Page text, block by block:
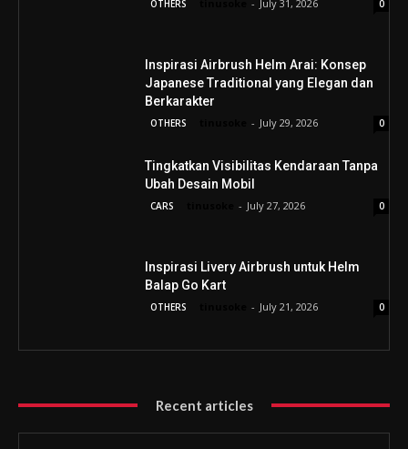
OTHERS - July 31, 2026 0
Inspirasi Airbrush Helm Arai: Konsep
Japanese Traditional yang Elegan dan
Berkarakter
OTHERS - July 29, 2026 0
Tingkatkan Visibilitas Kendaraan Tanpa
Ubah Desain Mobil
CARS - July 27, 2026 0
Inspirasi Livery Airbrush untuk Helm
Balap Go Kart
OTHERS - July 21, 2026 0
Recent articles